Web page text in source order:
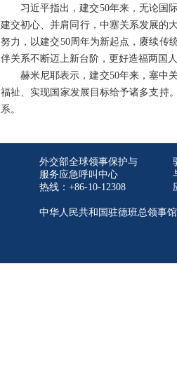
习近平指出，建交50年来，无论国
建交初心、并肩同行，中塞关系发展的
努力，以建交50周年为新起点，赓续传
伴关系不断迈上新台阶，更好造福两国人
赫米尼耶表示，建交50年来，塞中
福祉、实现国家发展目标给予诸多支持
系。
外交部全球领事保护与
服务应急呼叫中心
热线：+86-10-12308
中华人民共和国驻德班总领事